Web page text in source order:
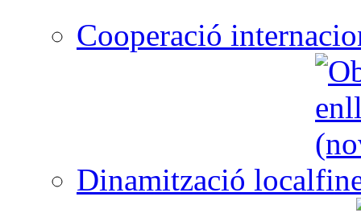
Cooperació
Dinamització local